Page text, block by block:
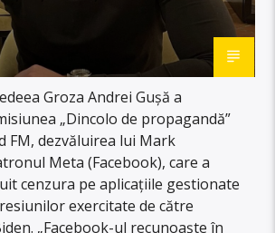
Groza Andrei Gușă a
„Dincolo de propagandă”
FM, dezvăluirea lui Mark
Meta (Facebook), care a
cenzura pe aplicațiile gestionate
exercitate de către
„Facebook-ul recunoaște în